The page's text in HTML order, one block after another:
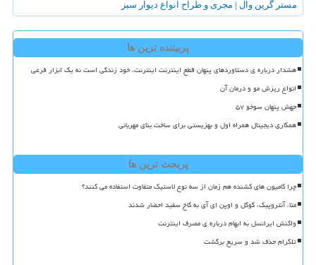
مستر گرین وال | مجری و طراح انواع دیوار سبز
پربیننده ترین ها
هشدار درباره ی دستاوردهای پنهان قطع اینترنت اینترنت، خود زندگی است نه یک ابزار فرعی
انواع ریزش مو و درمان آن
جهش پنهان سوخو ۵۷
همکاری دیجیتال همراه اول و بهزیستی برای ساخت بنای مهربانی
پربحث ترین ها
چرا کامیون های کشنده هم زمان از سه نوع لاستیک متفاوت استفاده می کنند؟
متا، آنتروپیک، گوگل و اوپن ای آی به کاخ سفید احضار شدند
واکنش ایرانسل به ابهام درباره ی مصرف اینترنت
تلگرام حذف شد و سریع برگشت